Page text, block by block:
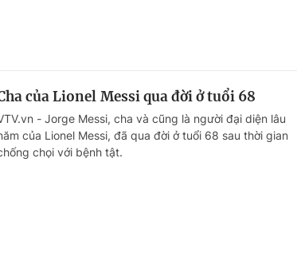
của Lionel Messi qua đời ở tuổi 68
- Jorge Messi, cha và cũng là người đại diện lâu
của Lionel Messi, đã qua đời ở tuổi 68 sau thời gian
chọi với bệnh tật.